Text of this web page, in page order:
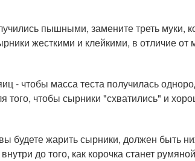
пышными, замените треть муки,
жесткими и клейкими, в отличие от
- чтобы масса теста получилась
того, чтобы сырники "схватились" и
будете жарить сырники, должен быть
до того, как корочка станет